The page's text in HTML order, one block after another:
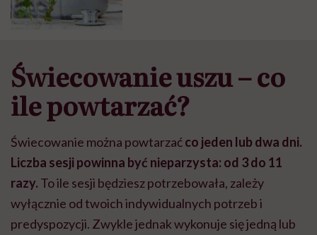
Świecowanie uszu – co
ile powtarzać?
Świecowanie można powtarzaćco jeden lub dwa dni.
Liczba sesji powinna być nieparzysta: od 3 do 11
razy. To ile sesji będziesz potrzebowała, zależy
wyłącznie od twoich indywidualnych potrzeb i
predyspozycji. Zwykle jednak wykonuje się jedną lub